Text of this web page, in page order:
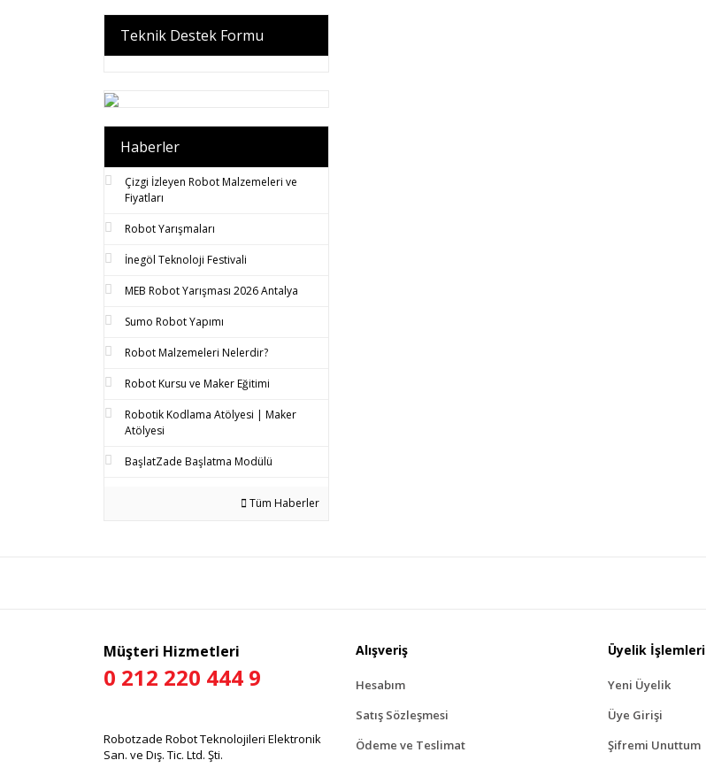
Teknik Destek Formu
Haberler
Çizgi İzleyen Robot Malzemeleri ve
Fiyatları
Robot Yarışmaları
İnegöl Teknoloji Festivali
MEB Robot Yarışması 2026 Antalya
Sumo Robot Yapımı
Robot Malzemeleri Nelerdir?
Robot Kursu ve Maker Eğitimi
Robotik Kodlama Atölyesi | Maker
Atölyesi
BaşlatZade Başlatma Modülü
Tüm Haberler
Müşteri Hizmetleri
0 212 220 444 9
Robotzade Robot Teknolojileri Elektronik
San. ve Dış. Tic. Ltd. Şti.
Alışveriş
Hesabım
Satış Sözleşmesi
Ödeme ve Teslimat
Üyelik İşlemleri
Yeni Üyelik
Üye Girişi
Şifremi Unuttum